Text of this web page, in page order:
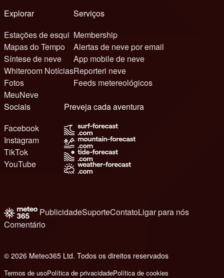
Explorar
Estações de esqui
Mapas do Tempo
Síntese de neve
Whiteroom Notícias
Fotos
MeuNeve
Serviços
Membership
Alertas de neve por email
App mobile de neve
Reporteri neve
Feeds metereológicos
Sociais
Facebook
Instagram
TikTok
YouTube
Preveja cada aventura
PublicidadeSuporteContatoLigar para nós
Comentário
© 2026 Meteo365 Ltd. Todos os direitos reservados
Termos de usoPolítica de privacidadePolítica de cookies